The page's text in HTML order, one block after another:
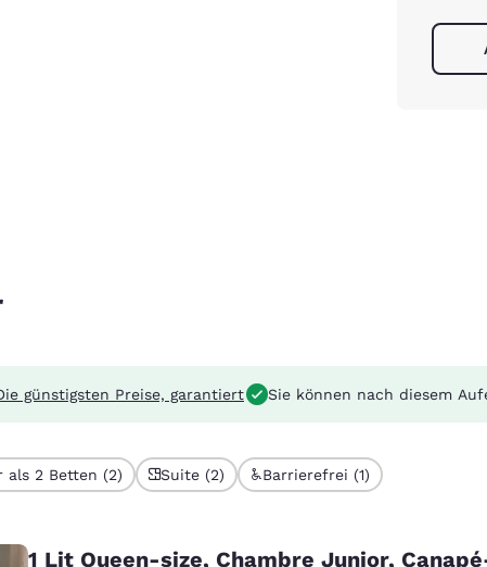
günstigsten Preise, garantiert Sie können nach diesem
als 2 Betten (2) Suite (2) Barrierefrei (1)
1 Lit Queen-size, Chambre Junior,